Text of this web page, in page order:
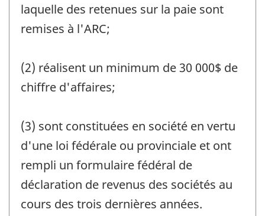
laquelle des retenues sur la paie sont
remises à l'ARC;
(2) réalisent un minimum de 30 000$ de
chiffre d'affaires;
(3) sont constituées en société en vertu
d'une loi fédérale ou provinciale et ont
rempli un formulaire fédéral de
déclaration de revenus des sociétés au
cours des trois dernières années.